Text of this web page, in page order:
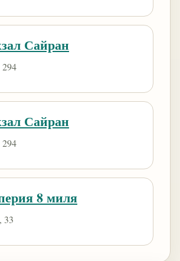
Сайран
Сайран
8 миля
33